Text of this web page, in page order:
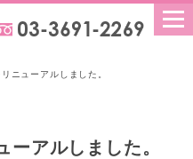
ニューアルしました。
ーアルしました。